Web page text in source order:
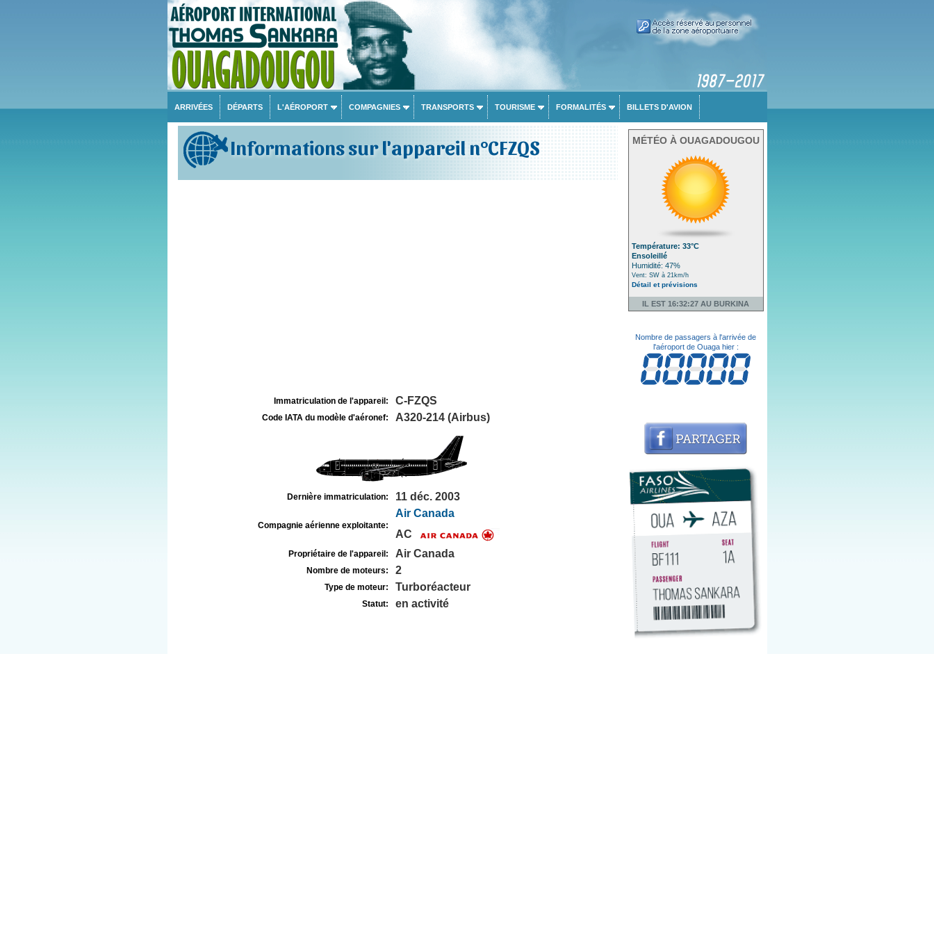
ARRIVÉES DÉPARTS L'AÉROPORT COMPAGNIES TRANSPORTS TOURISME FORMALITÉS BILLETS D'AVION
Informations sur l'appareil n°CFZQS
Immatriculation de l'appareil: C-FZQS
Code IATA du modèle d'aéronef: A320-214 (Airbus)
Dernière immatriculation: 11 déc. 2003
Compagnie aérienne exploitante:
Air Canada
AC
Propriétaire de l'appareil: Air Canada
Nombre de moteurs: 2
Type de moteur: Turboréacteur
Statut: en activité
MÉTÉO À OUAGADOUGOU
Température: 33°C
Ensoleillé
Humidité: 47%
Vent: SW à 21km/h
Détail et prévisions
IL EST 16:32:27 AU BURKINA
Nombre de passagers à l'arrivée de
l'aéroport de Ouaga hier :